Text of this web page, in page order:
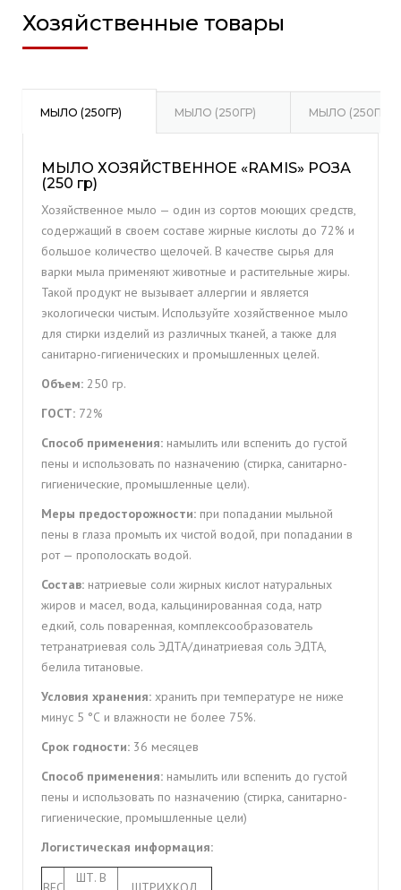
Хозяйственные товары
МЫЛО (250ГР) МЫЛО (250ГР) МЫЛО (250ГР)
МЫЛО ХОЗЯЙСТВЕННОЕ «RAMIS» РОЗА
(250 гр)
Хозяйственное мыло — один из сортов моющих средств,
содержащий в своем составе жирные кислоты до 72% и
большое количество щелочей. В качестве сырья для
варки мыла применяют животные и растительные жиры.
Такой продукт не вызывает аллергии и является
экологически чистым. Используйте хозяйственное мыло
для стирки изделий из различных тканей, а также для
санитарно-гигиенических и промышленных целей.
Объем: 250 гр.
ГОСТ: 72%
Способ применения: намылить или вспенить до густой
пены и использовать по назначению (стирка, санитарно-
гигиенические, промышленные цели).
Меры предосторожности: при попадании мыльной
пены в глаза промыть их чистой водой, при попадании в
рот — прополоскать водой.
Состав: натриевые соли жирных кислот натуральных
жиров и масел, вода, кальцинированная сода, натр
едкий, соль поваренная, комплексообразователь
тетранатриевая соль ЭДТА/динатриевая соль ЭДТА,
белила титановые.
Условия хранения: хранить при температуре не ниже
минус 5 °С и влажности не более 75%.
Срок годности: 36 месяцев
Способ применения: намылить или вспенить до густой
пены и использовать по назначению (стирка, санитарно-
гигиенические, промышленные цели)
Логистическая информация:
ШТ. В